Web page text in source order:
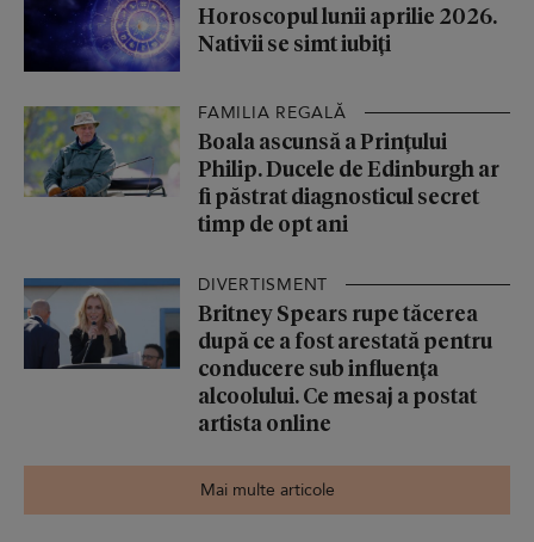
Horoscopul lunii aprilie 2026.
Nativii se simt iubiți
FAMILIA REGALĂ
Boala ascunsă a Prințului
Philip. Ducele de Edinburgh ar
fi păstrat diagnosticul secret
timp de opt ani
DIVERTISMENT
Britney Spears rupe tăcerea
după ce a fost arestată pentru
conducere sub influența
alcoolului. Ce mesaj a postat
artista online
Mai multe articole